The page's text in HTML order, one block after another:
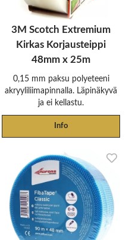
3M Scotch Extremium
Kirkas Korjausteippi
48mm x 25m
0,15 mm paksu polyeteeni
akryyliliimapinnalla. Läpinäkyvä
ja ei kellastu.
Info